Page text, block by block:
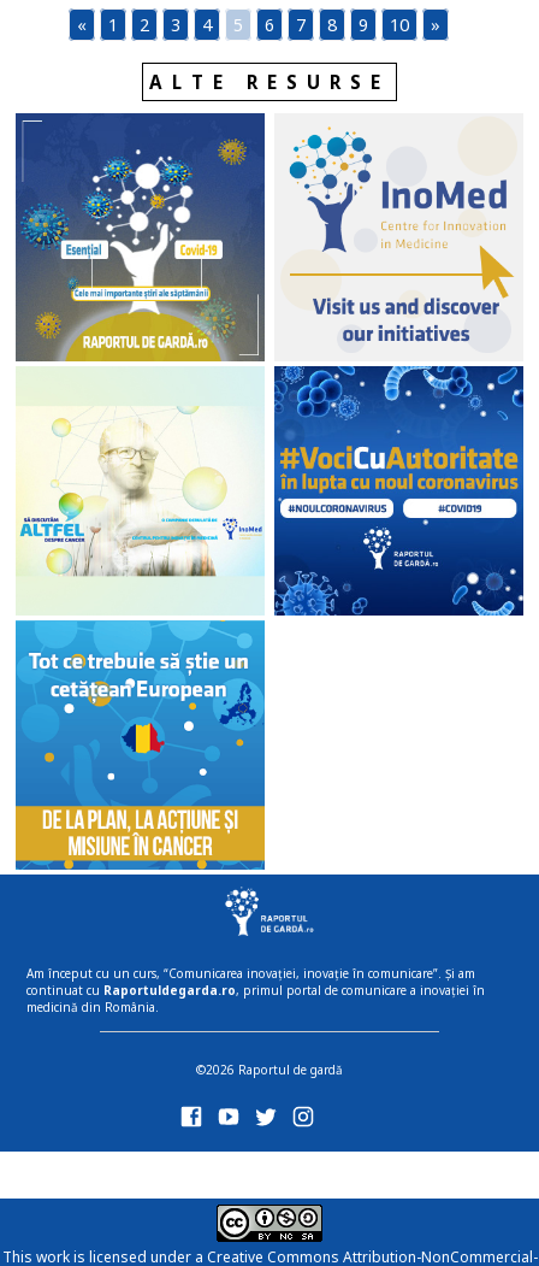
« 1 2 3 4 5 6 7 8 9 10 »
ALTE RESURSE
Am început cu un curs, “Comunicarea inovației, inovație în comunicare”. Și am
continuat cu Raportuldegarda.ro, primul portal de comunicare a inovației în
medicină din România.
©2026 Raportul de gardă
This work is licensed under a Creative Commons Attribution-NonCommercial-